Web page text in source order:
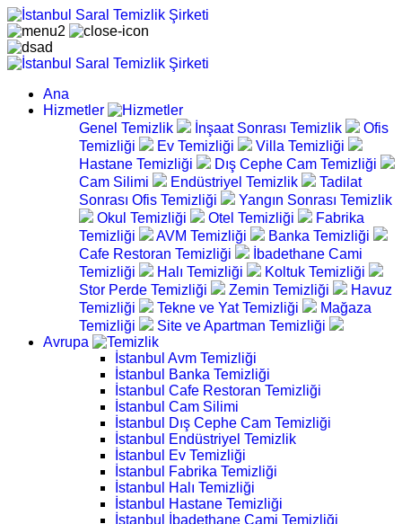
Ana
Hizmetler
Genel Temizlik
İnşaat Sonrası Temizlik
Ofis
Temizliği
Ev Temizliği
Villa Temizliği
Hastane Temizliği
Dış Cephe Cam Temizliği
Cam Silimi
Endüstriyel Temizlik
Tadilat
Sonrası Ofis Temizliği
Yangın Sonrası Temizlik
Okul Temizliği
Otel Temizliği
Fabrika
Temizliği
AVM Temizliği
Banka Temizliği
Cafe Restoran Temizliği
İbadethane Cami
Temizliği
Halı Temizliği
Koltuk Temizliği
Stor Perde Temizliği
Zemin Temizliği
Havuz
Temizliği
Tekne ve Yat Temizliği
Mağaza
Temizliği
Site ve Apartman Temizliği
Avrupa
İstanbul Avm Temizliği
İstanbul Banka Temizliği
İstanbul Cafe Restoran Temizliği
İstanbul Cam Silimi
İstanbul Dış Cephe Cam Temizliği
İstanbul Endüstriyel Temizlik
İstanbul Ev Temizliği
İstanbul Fabrika Temizliği
İstanbul Halı Temizliği
İstanbul Hastane Temizliği
İstanbul İbadethane Cami Temizliği